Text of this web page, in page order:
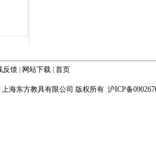
反馈 网站下载 首页
上海东方教具有限公司 版权所有 沪ICP备